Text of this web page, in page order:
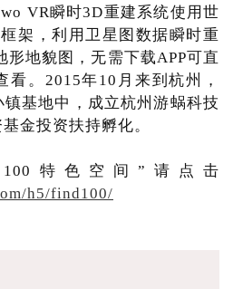
VR瞬时3D重建系统使用世
架，利用卫星图数据瞬时重
形地貌图，无需下载APP可直
看。2015年10月来到杭州，
基地中，成立杭州游蜗科技
金投资扶持孵化。
特色空间”请点击
h5/find100/